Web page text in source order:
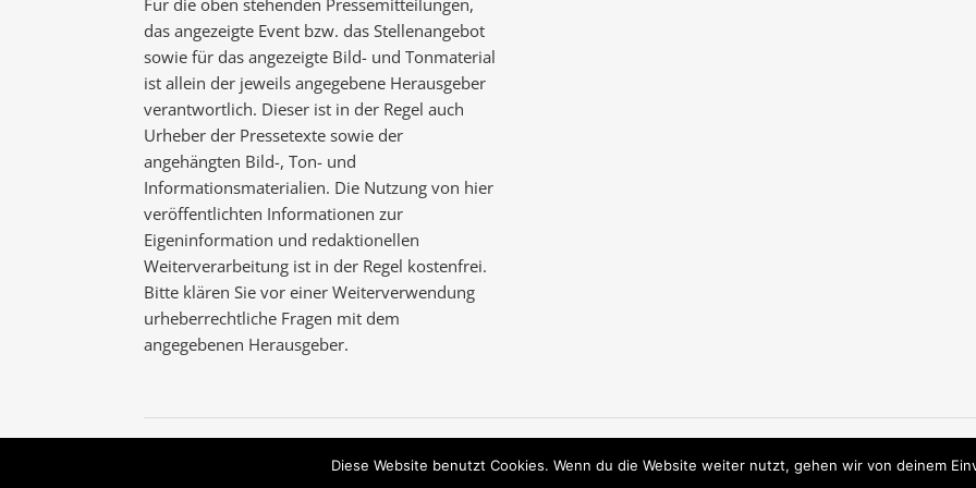
Für die oben stehenden Pressemitteilungen,
das angezeigte Event bzw. das Stellenangebot
sowie für das angezeigte Bild- und Tonmaterial
ist allein der jeweils angegebene Herausgeber
verantwortlich. Dieser ist in der Regel auch
Urheber der Pressetexte sowie der
angehängten Bild-, Ton- und
Informationsmaterialien. Die Nutzung von hier
veröffentlichten Informationen zur
Eigeninformation und redaktionellen
Weiterverarbeitung ist in der Regel kostenfrei.
Bitte klären Sie vor einer Weiterverwendung
urheberrechtliche Fragen mit dem
angegebenen Herausgeber.
Diese Website benutzt Cookies. Wenn du die Website weiter nutzt, gehen wir von deinem